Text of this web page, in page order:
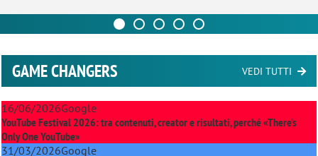
GAME CHANGERS VEDI TUTTI
16/06/2026Google
YouTube Festival 2026: tra contenuti, creator e risultati, perché «There’s
Only One YouTube»
31/03/2026Google